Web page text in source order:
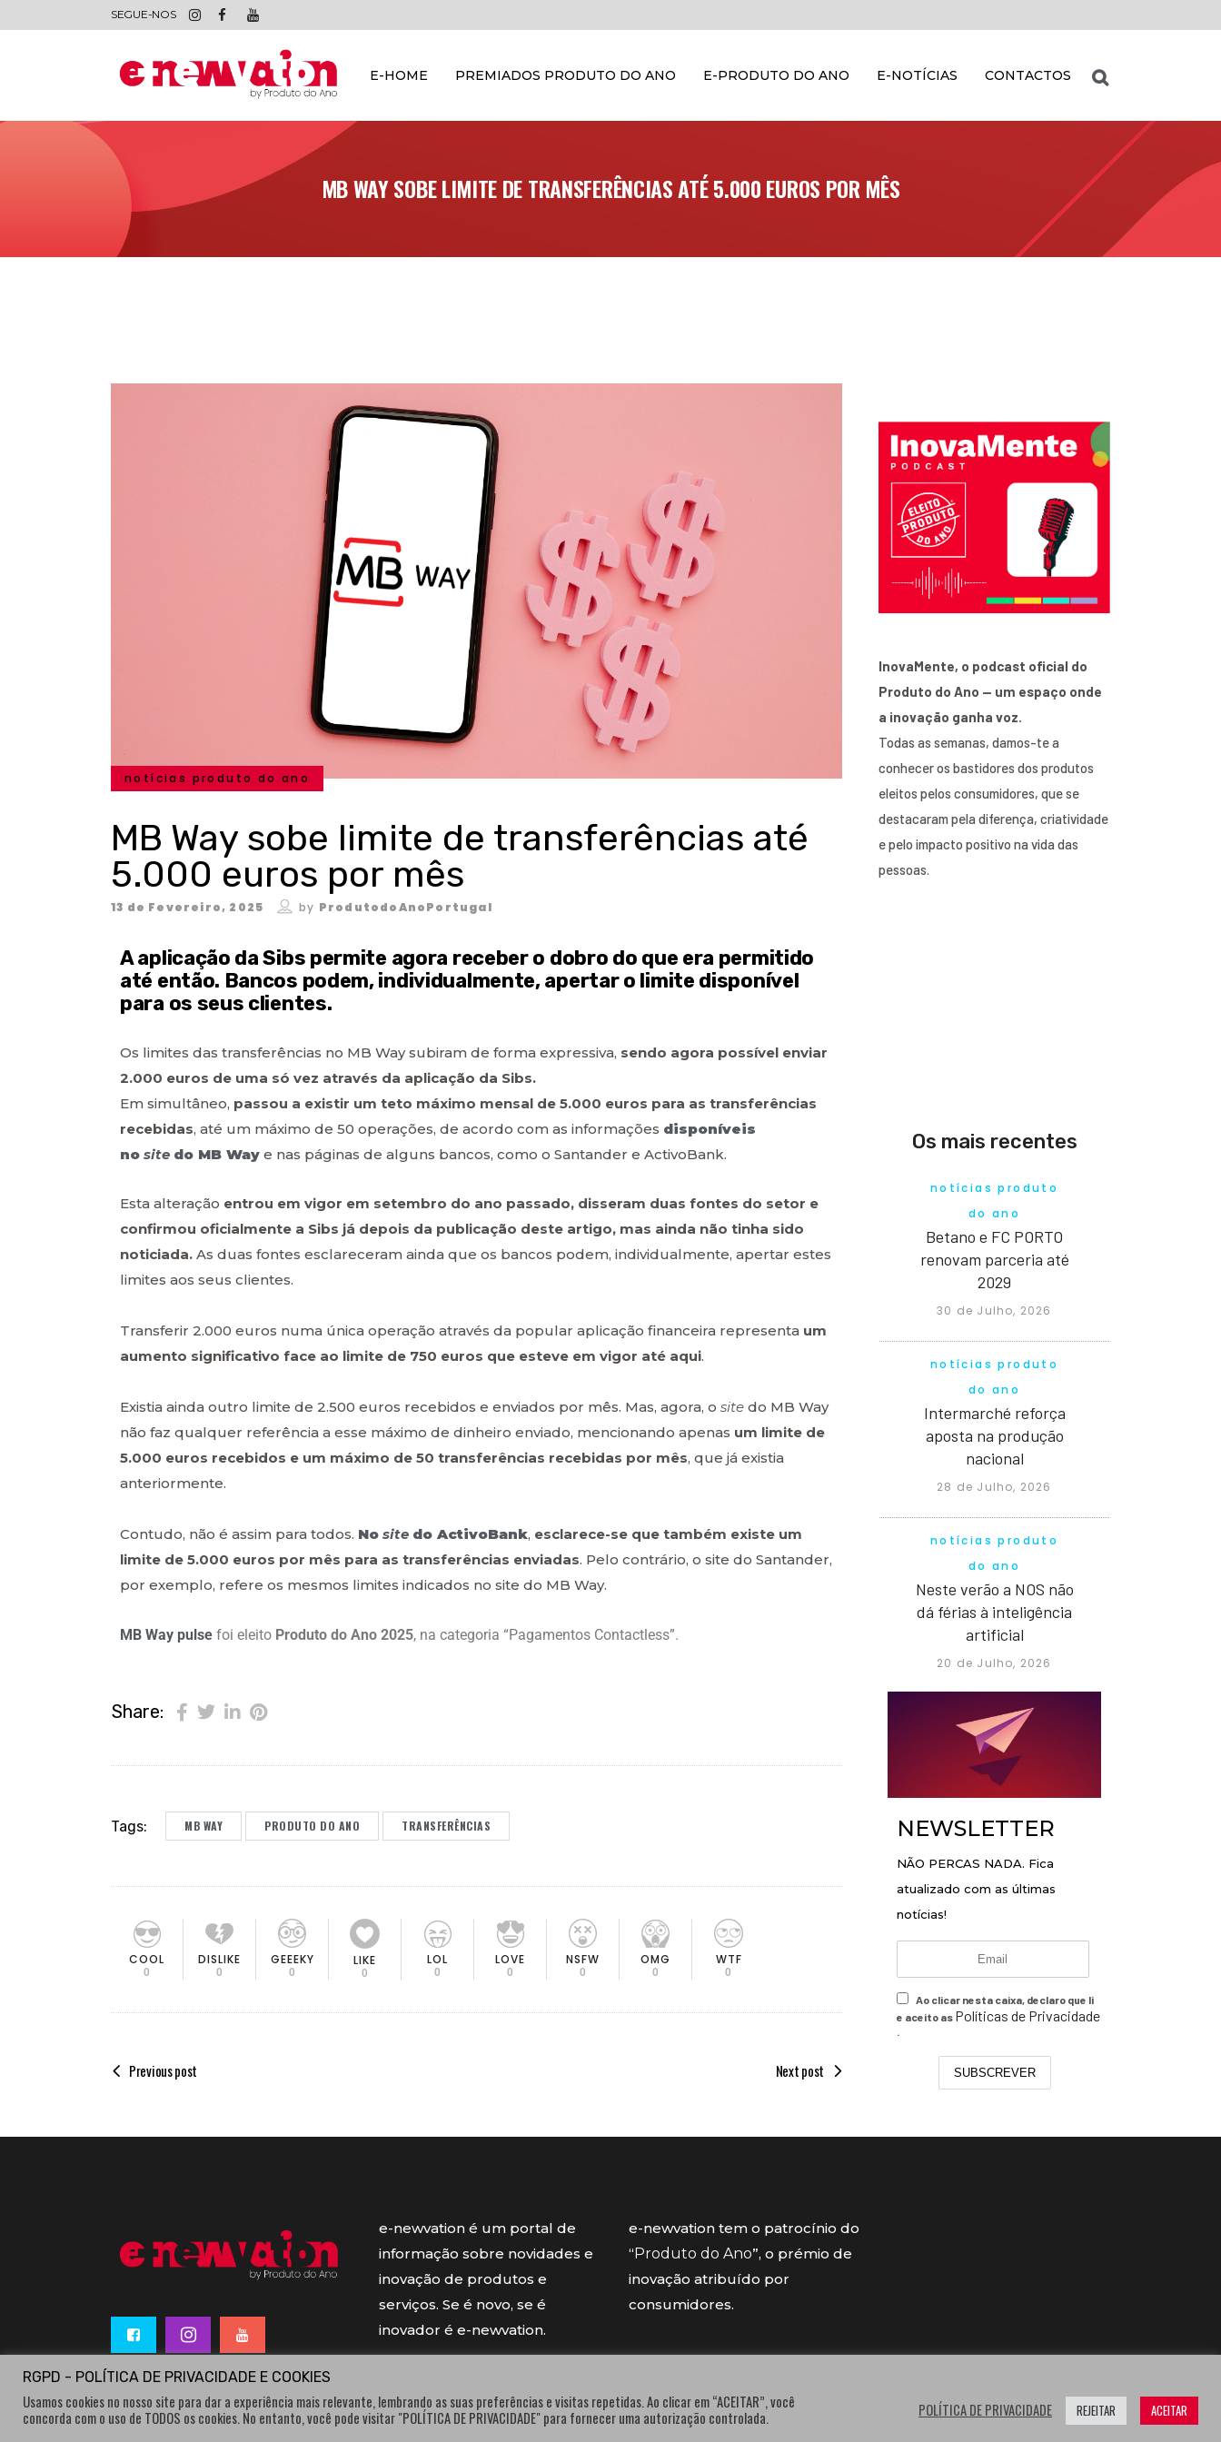
SEGUE-NOS
E-HOME PREMIADOS PRODUTO DO ANO E-PRODUTO DO ANO E-NOTÍCIAS CONTACTOS
MB WAY SOBE LIMITE DE TRANSFERÊNCIAS ATÉ 5.000 EUROS POR MÊS
notícias produto do ano
MB Way sobe limite de transferências até
5.000 euros por mês
13 de Fevereiro, 2025 by ProdutodoAnoPortugal
A aplicação da Sibs permite agora receber o dobro do que era permitido
até então. Bancos podem, individualmente, apertar o limite disponível
para os seus clientes.
Os limites das transferências no MB Way subiram de forma expressiva, sendo agora possível enviar
2.000 euros de uma só vez através da aplicação da Sibs.
Em simultâneo, passou a existir um teto máximo mensal de 5.000 euros para as transferências
recebidas, até um máximo de 50 operações, de acordo com as informações disponíveis
no site do MB Way e nas páginas de alguns bancos, como o Santander e ActivoBank.
Esta alteração entrou em vigor em setembro do ano passado, disseram duas fontes do setor e
confirmou oficialmente a Sibs já depois da publicação deste artigo, mas ainda não tinha sido
noticiada. As duas fontes esclareceram ainda que os bancos podem, individualmente, apertar estes
limites aos seus clientes.
Transferir 2.000 euros numa única operação através da popular aplicação financeira representa um
aumento significativo face ao limite de 750 euros que esteve em vigor até aqui.
Existia ainda outro limite de 2.500 euros recebidos e enviados por mês. Mas, agora, o site do MB Way
não faz qualquer referência a esse máximo de dinheiro enviado, mencionando apenas um limite de
5.000 euros recebidos e um máximo de 50 transferências recebidas por mês, que já existia
anteriormente.
Contudo, não é assim para todos. No site do ActivoBank, esclarece-se que também existe um
limite de 5.000 euros por mês para as transferências enviadas. Pelo contrário, o site do Santander,
por exemplo, refere os mesmos limites indicados no site do MB Way.
MB Way pulse foi eleito Produto do Ano 2025, na categoria “Pagamentos Contactless”.
Share:
Tags: MB WAY PRODUTO DO ANO TRANSFERÊNCIAS
COOL
0
DISLIKE
0
GEEEKY
0
LIKE
0
LOL
0
LOVE
0
NSFW
0
OMG
0
WTF
0
Previous post Next post
InovaMente, o podcast oficial do
Produto do Ano — um espaço onde
a inovação ganha voz.
Todas as semanas, damos-te a
conhecer os bastidores dos produtos
eleitos pelos consumidores, que se
destacaram pela diferença, criatividade
e pelo impacto positivo na vida das
pessoas.
Os mais recentes
notícias produto
do ano
Betano e FC PORTO
renovam parceria até
2029
30 de Julho, 2026
notícias produto
do ano
Intermarché reforça
aposta na produção
nacional
28 de Julho, 2026
notícias produto
do ano
Neste verão a NOS não
dá férias à inteligência
artificial
20 de Julho, 2026
NEWSLETTER
NÃO PERCAS NADA. Fica
atualizado com as últimas
notícias!
Ao clicar nesta caixa, declaro que li
e aceito as Políticas de Privacidade
.
SUBSCREVER
e-newvation é um portal de
informação sobre novidades e
inovação de produtos e
serviços. Se é novo, se é
inovador é e-newvation.
e-newvation tem o patrocínio do
“ Produto do Ano”, o prémio de
inovação atribuído por
consumidores.
RGPD - POLÍTICA DE PRIVACIDADE E COOKIES
Usamos cookies no nosso site para dar a experiência mais relevante, lembrando as suas preferências e visitas repetidas. Ao clicar em “ACEITAR”, você
concorda com o uso de TODOS os cookies. No entanto, você pode visitar "POLÍTICA DE PRIVACIDADE" para fornecer uma autorização controlada.
POLÍTICA DE PRIVACIDADE REJEITAR ACEITAR